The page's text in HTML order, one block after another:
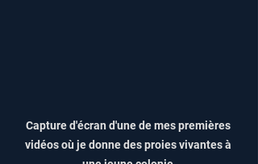
Capture d'écran d'une de mes premières
vidéos où je donne des proies vivantes à